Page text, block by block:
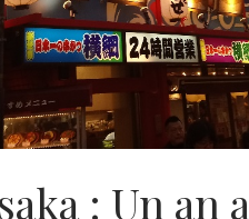
: Un an